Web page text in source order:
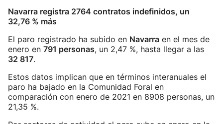
Navarra registra 2764 contratos indefinidos, un
32,76 % más
El paro registrado ha subido en Navarra en el mes de
enero en 791 personas, un 2,47 %, hasta llegar a las
32 817.
Estos datos implican que en términos interanuales el
paro ha bajado en la Comunidad Foral en
comparación con enero de 2021 en 8908 personas, un
21,35 %.